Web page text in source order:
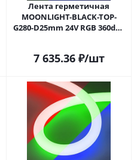
Лента герметичная
MOONLIGHT-BLACK-TOP-
G280-D25mm 24V RGB 360deg
года)
7 635.36₽/шт